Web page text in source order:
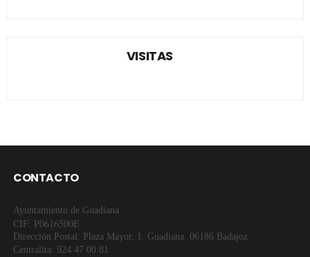
VISITAS
CONTACTO
Ayuntamiento de Guadiana
CIF: P0616500E
Dirección Postal: Plaza Mayor, 1. Guadiana. 06186 Badajoz
Centralita: 924 47 00 81